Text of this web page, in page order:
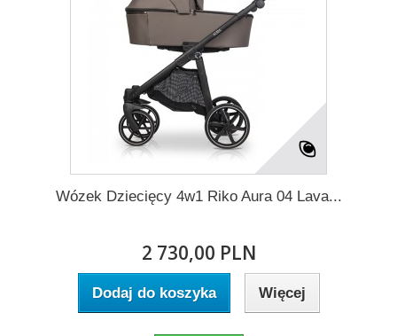
Wózek Dziecięcy 4w1 Riko Aura 04 Lava...
2 730,00 PLN
Dodaj do koszyka Więcej